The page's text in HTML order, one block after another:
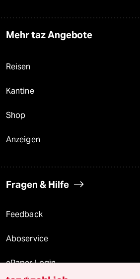
Mehr taz Angebote
Reisen
Kantine
Shop
Anzeigen
Fragen & Hilfe
Feedback
Aboservice
ePaper Login